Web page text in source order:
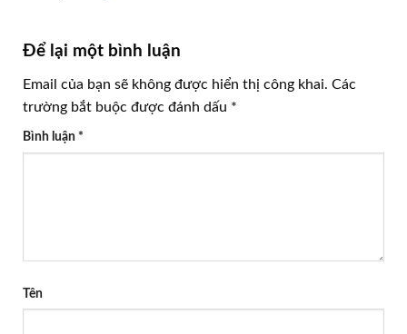
Để lại một bình luận
Email của bạn sẽ không được hiển thị công khai. Các
trường bắt buộc được đánh dấu *
Bình luận *
Tên